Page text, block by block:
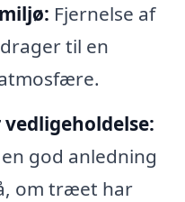
Fjernelse af
til en
god anledning
om træet har